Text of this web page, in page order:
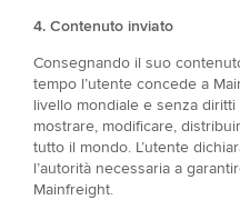
4. Contenuto inviato​
Consegnando il suo
tempo l’utente concede a
livello mondiale e senza
mostrare, modificare,
tutto il mondo. L’utente
l’autorità necessaria a
Mainfreight.